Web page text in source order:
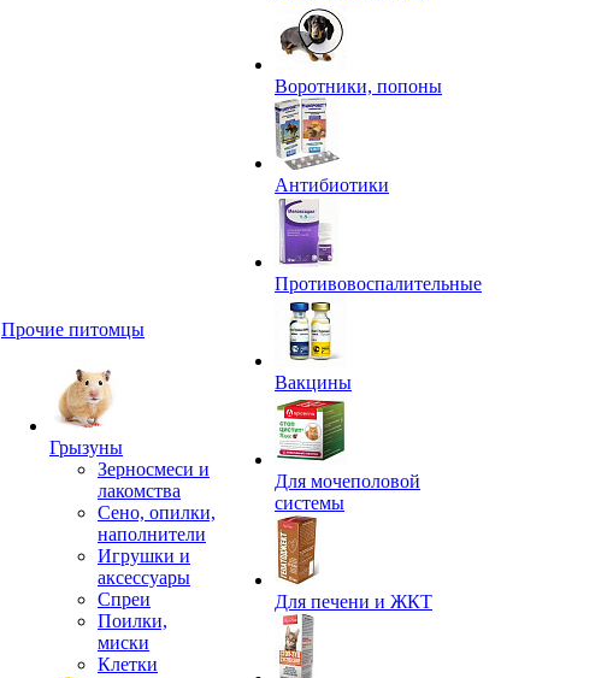
Прочие питомцы
Грызуны
Зерносмеси и
лакомства
Сено, опилки,
наполнители
Игрушки и
аксессуары
Спреи
Поилки,
миски
Клетки
Воротники, попоны
Антибиотики
Противовоспалительные
Вакцины
Для мочеполовой
системы
Для печени и ЖКТ